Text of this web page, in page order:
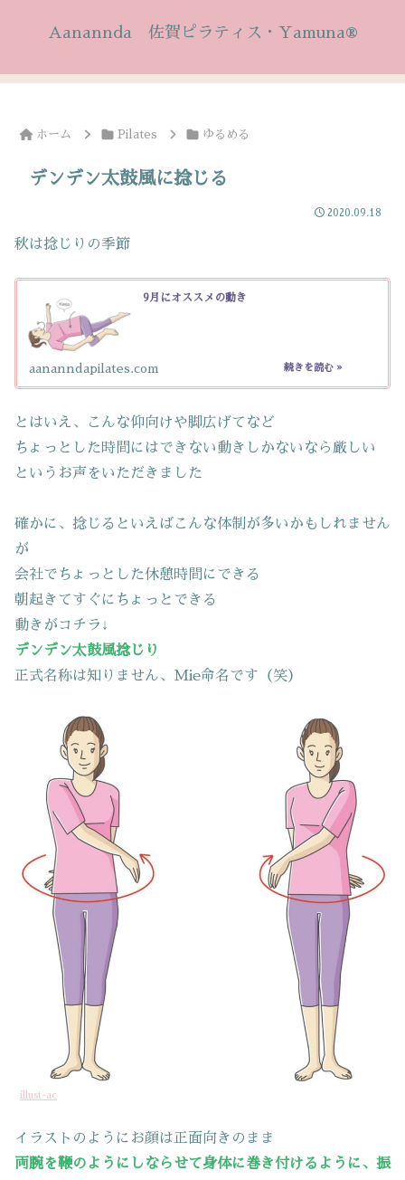
Aanannda 佐賀ピラティス・Yamuna®
ホーム Pilates ゆるめる
デンデン太鼓風に捻じる
2020.09.18
秋は捻じりの季節
9月にオススメの動き
aananndapilates.com
とはいえ、こんな仰向けや脚広げてなど
ちょっとした時間にはできない動きしかないなら厳しい
というお声をいただきました
確かに、捻じるといえばこんな体制が多いかもしれません
が
会社でちょっとした休憩時間にできる
朝起きてすぐにちょっとできる
動きがコチラ↓
デンデン太鼓風捻じり
正式名称は知りません、Mie命名です（笑）
illust-ac
イラストのようにお顔は正面向きのまま
両腕を鞭のようにしならせて身体に巻き付けるように、振